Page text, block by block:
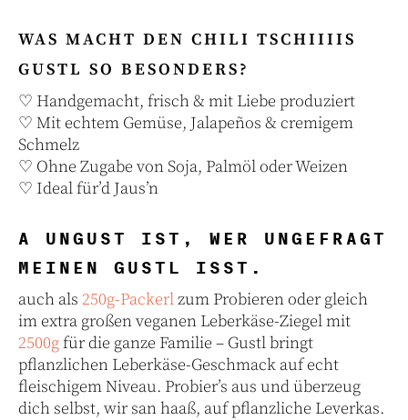
WAS MACHT DEN CHILI TSCHIIIIS
GUSTL SO BESONDERS?
♡ Handgemacht, frisch & mit Liebe produziert
♡ Mit echtem Gemüse, Jalapeños & cremigem
Schmelz
♡ Ohne Zugabe von Soja, Palmöl oder Weizen
♡ Ideal für’d Jaus’n
A UNGUST IST, WER UNGEFRAGT
MEINEN GUSTL ISST.
auch als 250g-Packerlzum Probieren oder gleich
im extra großen veganen Leberkäse-Ziegel mit
2500gfür die ganze Familie – Gustl bringt
pflanzlichen Leberkäse-Geschmack auf echt
fleischigem Niveau. Probier’s aus und überzeug
dich selbst, wir san haaß, auf pflanzliche Leverkas.